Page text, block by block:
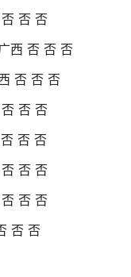
否 否
西 否 否 否
否 否 否
否 否
否 否
否 否
否 否
否 否